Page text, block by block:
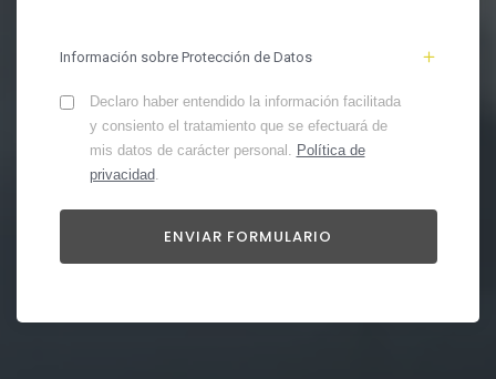
Información sobre Protección de Datos
Declaro haber entendido la información facilitada
y consiento el tratamiento que se efectuará de
mis datos de carácter personal. Política de
privacidad.